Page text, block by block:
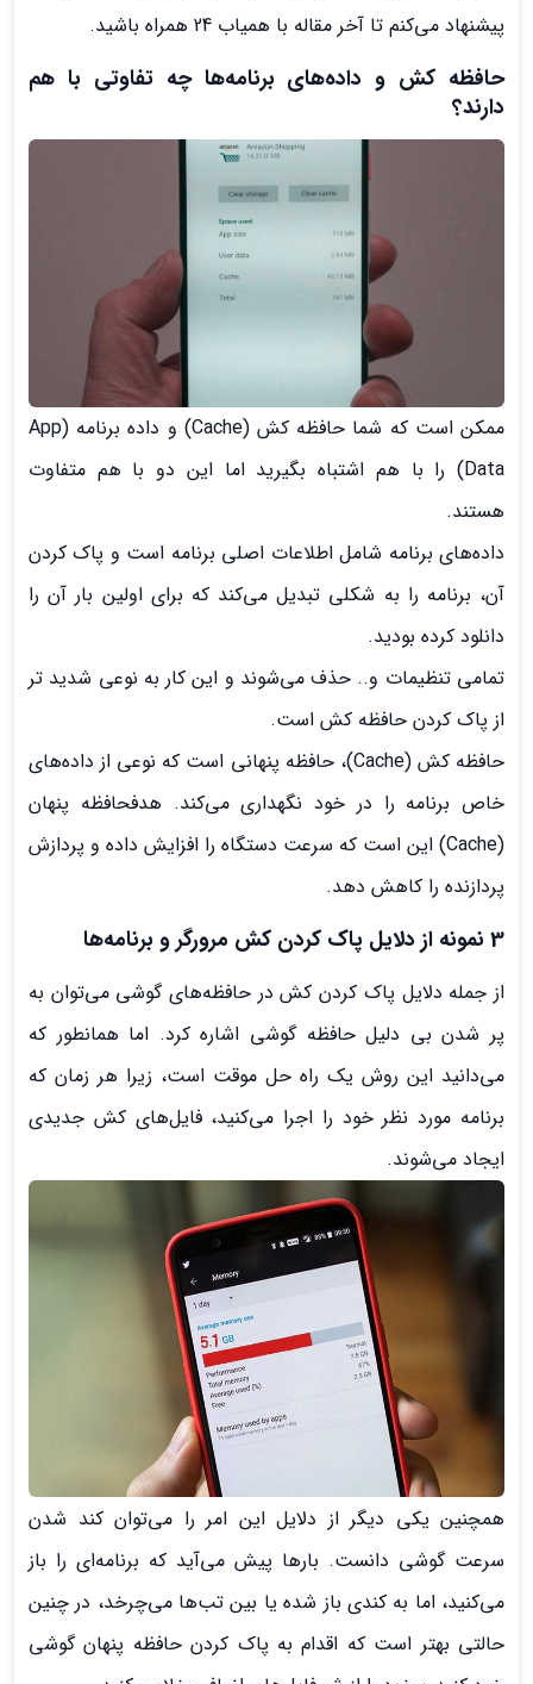
پیشنهاد می‌کنم تا آخر مقاله با همیاب 24 همراه باشید.
حافظه کش و داده‌های برنامه‌ها چه تفاوتی با هم
دارند؟
ممکن است که شما حافظه کش (Cache) و داده برنامه (App
Data) را با هم اشتباه بگیرید اما این دو با هم متفاوت
هستند.
داده‌های برنامه شامل اطلاعات اصلی برنامه است و پاک کردن
آن، برنامه را به شکلی تبدیل می‌کند که برای اولین بار آن را
دانلود کرده بودید.
تمامی تنظیمات و.. حذف می‌شوند و این کار به نوعی شدید تر
از پاک کردن حافظه کش است.
حافظه کش (Cache)، حافظه پنهانی است که نوعی از داده‌های
خاص برنامه را در خود نگهداری می‌کند. هدفحافظه پنهان
(Cache) این است که سرعت دستگاه را افزایش داده و پردازش
پردازنده را کاهش دهد.
3 نمونه از دلایل پاک کردن کش مرورگر و برنامه‌ها
از جمله دلایل پاک کردن کش در حافظه‌های گوشی می‌توان به
پر شدن بی دلیل حافظه گوشی اشاره کرد. اما همانطور که
می‌دانید این روش یک راه حل موقت است، زیرا هر زمان که
برنامه مورد نظر خود را اجرا می‌‌کنید، فایل‌‌های کش جدیدی
ایجاد می‌‌شوند.
همچنین یکی دیگر از دلایل این امر را می‌توان کند شدن
سرعت گوشی دانست. بارها پیش می‌آید که برنامه‌ای را باز
می‌کنید، اما به کندی باز شده یا بین تب‌ها می‌چرخد، در چنین
حالتی بهتر است که اقدام به پاک کردن حافظه پنهان گوشی